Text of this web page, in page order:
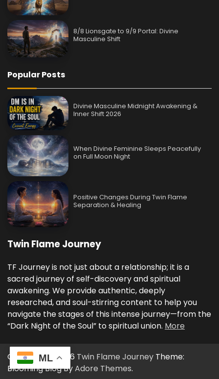
8/8 Lionsgate to 9/9 Portal: Divine
Masculine Shift
Popular Posts
Divine Masculine Midnight Awakening &
Inner Shift 2026
When Divine Feminine Sleeps Peacefully
on Full Moon Night
Positive Changes During Twin Flame
Separation & Healing
Twin Flame Journey
TF Journey is not just about a relationship; it is a
sacred journey of self-discovery and spiritual
awakening. We provide authentic, deeply
researched, and soul-stirring content to help you
navigate the stages of this intense journey—from the
“Dark Night of the Soul” to spiritual union. More
Copyright © 2026 Twin Flame Journey Theme:
Blooming Blog ByAdore Themes.
ML